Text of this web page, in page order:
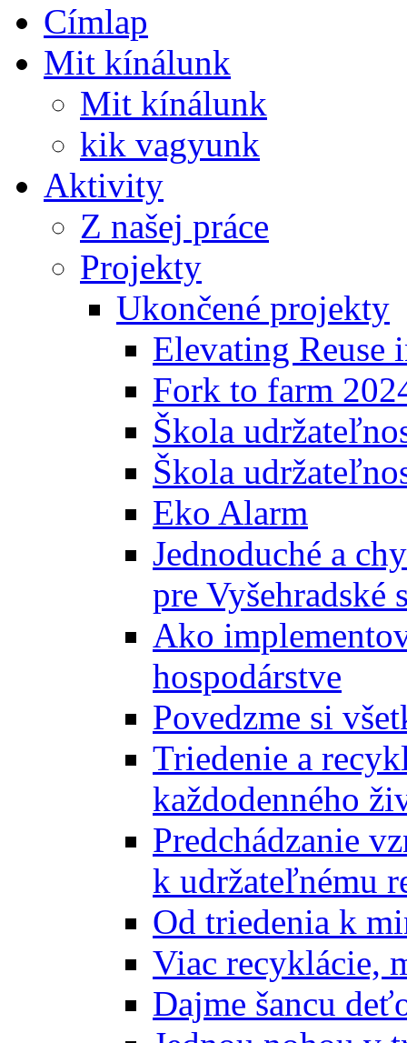
Címlap
Mit kínálunk
Mit kínálunk
kik vagyunk
Aktivity
Z našej práce
Projekty
Ukončené projekty
Elevating Reuse
Fork to farm
Škola
Škola
Eko Alarm
Jednoduché a
pre Vyšehradské
Ako
hospodárstve
Povedzme si
Triedenie a
každodenného
Predchádzanie
k udržateľnému
Od triedenia k
Viac recyklácie,
Dajme šancu